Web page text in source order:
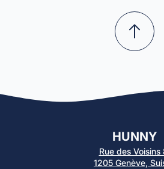
HUNNY
Rue des Voisins
1205 Genève,